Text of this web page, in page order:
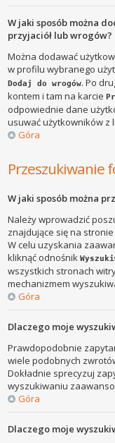
W jaki sposób można
przyjaciół lub wrogów?
Można dodawać
w profilu wybranego
Dodaj do wrogów. Po
kontem i tam na karcie
odpowiednie dane
usuwać użytkowników z
Góra
Przeszukiwanie
W jaki sposób można
Należy wprowadzić
znajdujące się na
W celu uzyskania
kliknąć odnośnik
wszystkich stronach
mechanizmem
Góra
Dlaczego moje
Prawdopodobnie
wiele podobnych
Dokładnie sprecyzuj
wyszukiwaniu
Góra
Dlaczego moje